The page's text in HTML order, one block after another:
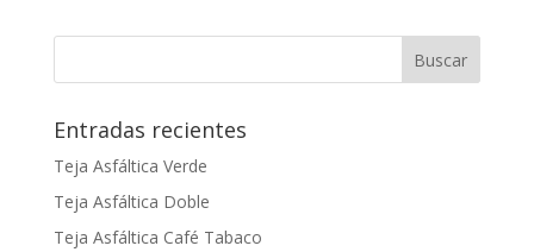
Entradas recientes
Teja Asfáltica Verde
Teja Asfáltica Doble
Teja Asfáltica Café Tabaco